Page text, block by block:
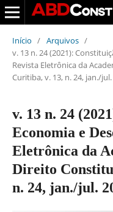
Início / Arquivos /
v. 13 n. 24 (2021):
Revista Eletrônica da
Curitiba, v. 13, n. 24, jan./
v. 13 n. 24
Economia e
Eletrônica da
Direito
n. 24, jan./jul.